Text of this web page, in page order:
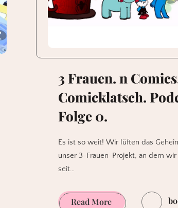
3 Frauen. n
Comicklatsch.
Folge 0.
Es ist so weit! Wir lüften das
unser 3-Frauen-Projekt, an dem wir
seit…
Read More3